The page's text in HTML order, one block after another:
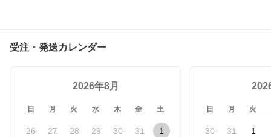
受注・発送カレンダー
2026年8月
日 月 火 水 木 金 土
26 27 28 29 30 31 1
日 月 火
30 31 1